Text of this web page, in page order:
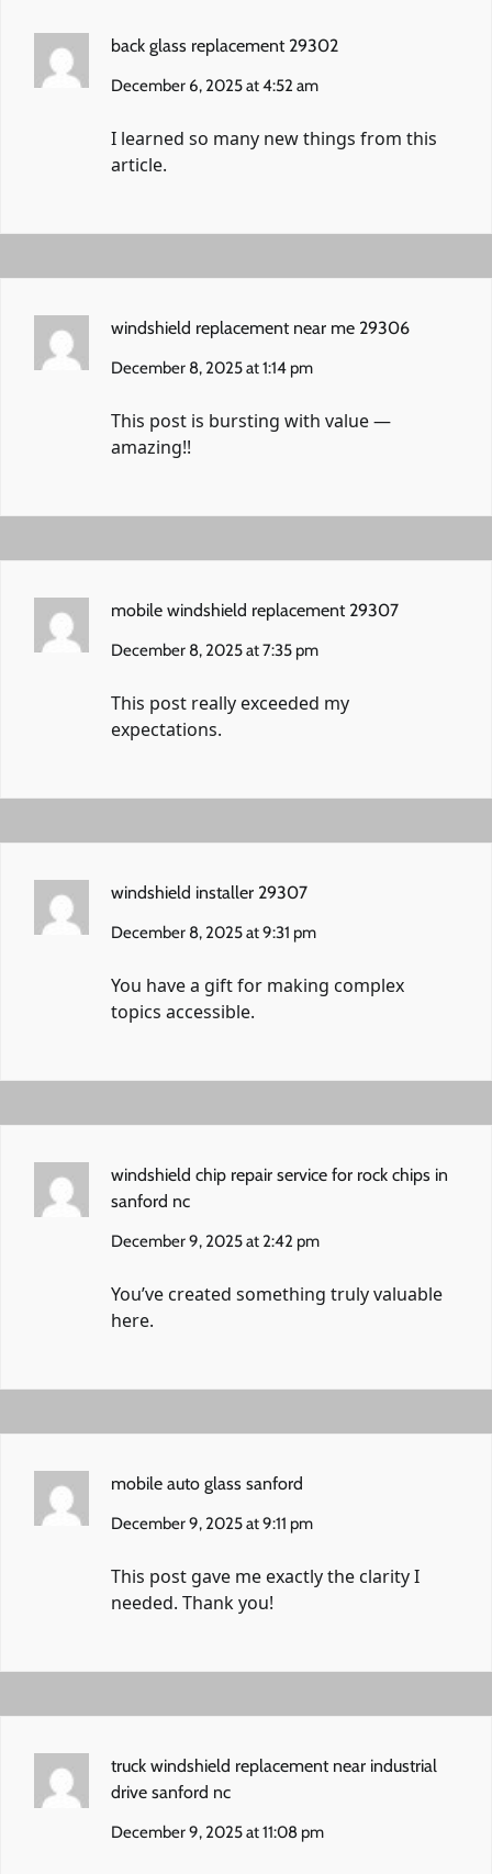
back glass replacement 29302
December 6, 2025 at 4:52 am
I learned so many new things from this
article.
windshield replacement near me 29306
December 8, 2025 at 1:14 pm
This post is bursting with value —
amazing!!
mobile windshield replacement 29307
December 8, 2025 at 7:35 pm
This post really exceeded my
expectations.
windshield installer 29307
December 8, 2025 at 9:31 pm
You have a gift for making complex
topics accessible.
windshield chip repair service for rock chips in
sanford nc
December 9, 2025 at 2:42 pm
You’ve created something truly valuable
here.
mobile auto glass sanford
December 9, 2025 at 9:11 pm
This post gave me exactly the clarity I
needed. Thank you!
truck windshield replacement near industrial
drive sanford nc
December 9, 2025 at 11:08 pm